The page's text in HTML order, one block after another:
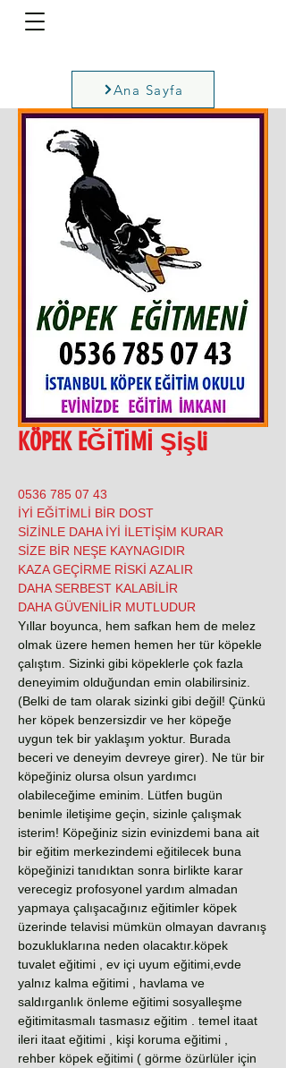
Ana Sayfa
KÖPEK EĞİTİMİ Şişli
0536 785 07 43
İYİ EĞİTİMLİ BİR DOST
SİZİNLE DAHA İYİ İLETİŞİM KURAR
SİZE BİR NEŞE KAYNAGIDIR
KAZA GEÇİRME RİSKİ AZALIR
DAHA SERBEST KALABİLİR
DAHA GÜVENİLİR MUTLUDUR
Yıllar boyunca, hem safkan hem de melez
olmak üzere hemen hemen her tür köpekle
çalıştım. Sizinki gibi köpeklerle çok fazla
deneyimim olduğundan emin olabilirsiniz.
(Belki de tam olarak sizinki gibi değil! Çünkü
her köpek benzersizdir ve her köpeğe
uygun tek bir yaklaşım yoktur. Burada
beceri ve deneyim devreye girer). Ne tür bir
köpeğiniz olursa olsun yardımcı
olabileceğime eminim. Lütfen bugün
benimle iletişime geçin, sizinle çalışmak
isterim! Köpeğiniz sizin evinizdemi bana ait
bir eğitim merkezindemi eğitilecek buna
köpeğinizi tanıdıktan sonra birlikte karar
verecegiz profosyonel yardım almadan
yapmaya çalışacağınız eğitimler köpek
üzerinde telavisi mümkün olmayan davranış
bozukluklarına neden olacaktır.köpek
tuvalet eğitimi , ev içi uyum eğitimi,evde
yalnız kalma eğitimi , havlama ve
saldırganlık önleme eğitimi sosyalleşme
eğitimitasmalı tasmasız eğitim . temel itaat
ileri itaat eğitimi , kişi koruma eğitimi ,
rehber köpek eğitimi ( görme özürlüler için